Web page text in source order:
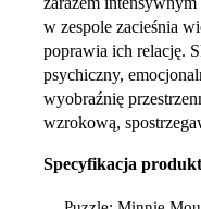
w zespole zacieśnia
poprawia ich relację.
psychiczny,
wyobraźnię
wzrokową,
Specyfikacja